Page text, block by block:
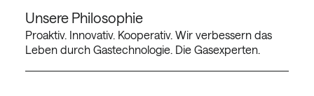
Unsere Philosophie
Proaktiv. Innovativ. Kooperativ. Wir verbessern das
Leben durch Gastechnologie. Die Gasexperten.